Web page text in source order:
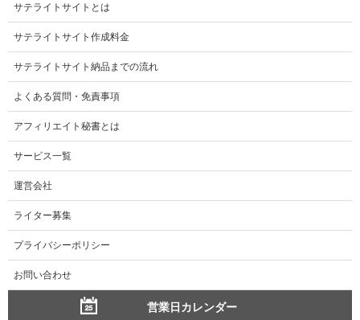
サテライトサイトとは
サテライトサイト作成料金
サテライトサイト納品までの流れ
よくある質問・免責事項
アフィリエイト秘書とは
サービス一覧
運営会社
ライター募集
プライバシーポリシー
お問い合わせ
営業日カレンダー